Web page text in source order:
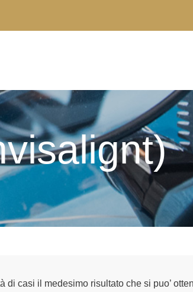
di casi il medesimo risultato che si puo’